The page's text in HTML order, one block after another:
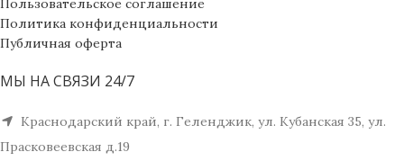
Пользовательское соглашение
Политика конфиденциальности
Публичная оферта
МЫ НА СВЯЗИ 24/7
Краснодарский край, г. Геленджик, ул. Кубанская 35, ул.
Прасковеевская д.19